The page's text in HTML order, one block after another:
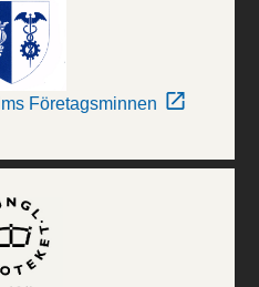
Företagsminnen